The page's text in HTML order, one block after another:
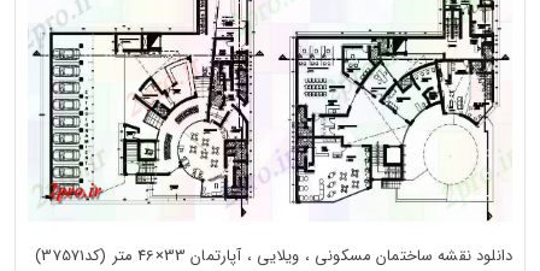
دانلود نقشه ساختمان مسکونی ، ویلایی ، آپارتمان 33×46 متر (کد37571)